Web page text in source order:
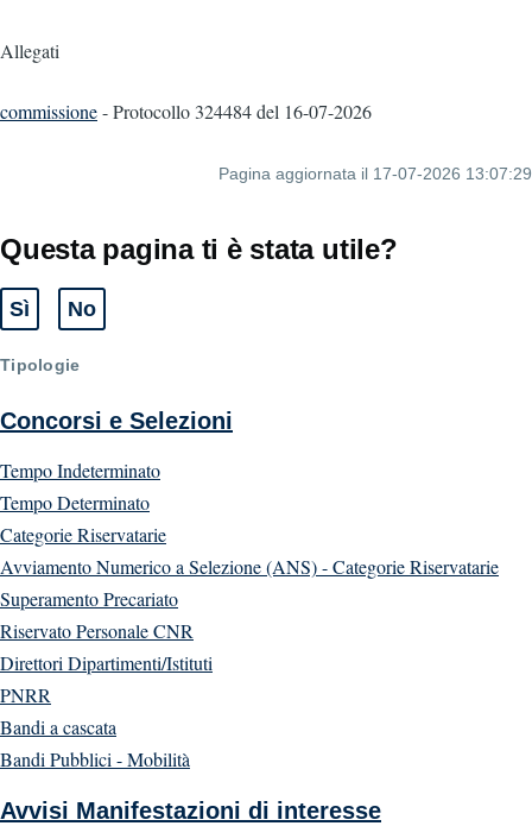
Allegati
commissione- Protocollo 324484del 16-07-2026
Pagina aggiornata il 17-07-2026 13:07:29
Questa pagina ti è stata utile?
Sì
Tipologie
Concorsi e Selezioni
Tempo Indeterminato
Tempo Determinato
Categorie Riservatarie
Avviamento Numerico a Selezione (ANS) - Categorie Riservatarie
Superamento Precariato
Riservato Personale CNR
Direttori Dipartimenti/Istituti
PNRR
Bandi a cascata
Bandi Pubblici - Mobilità
Avvisi Manifestazioni di interesse